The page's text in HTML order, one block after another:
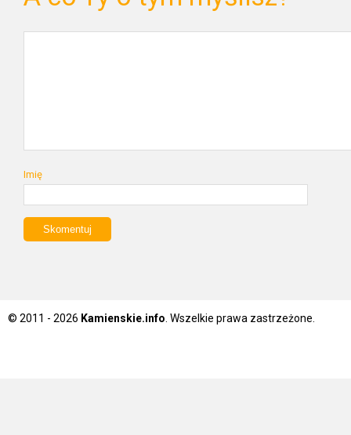
Imię
© 2011 - 2026 Kamienskie.info . Wszelkie prawa zastrzeżone.